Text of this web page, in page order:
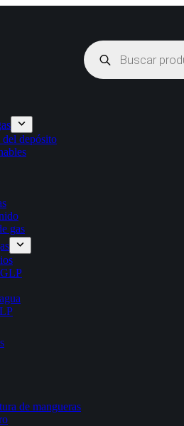
Búsqueda
de
productos
depósito
gas
de mangueras